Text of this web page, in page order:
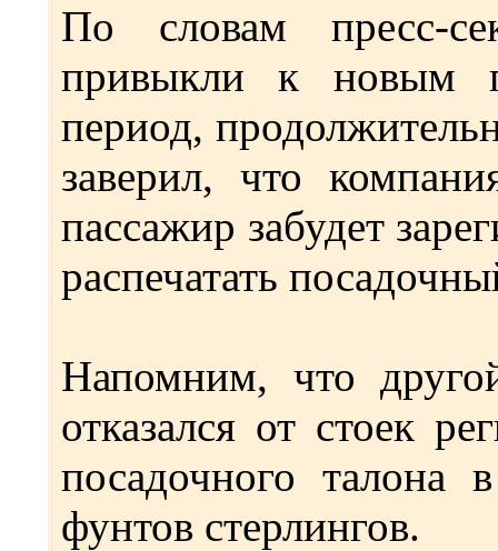
По словам пресс-
привыкли к новым
период,
заверил, что
пассажир забудет
распечатать
Напомним, что
отказался от стоек
посадочного талона
фунтов стерлингов.